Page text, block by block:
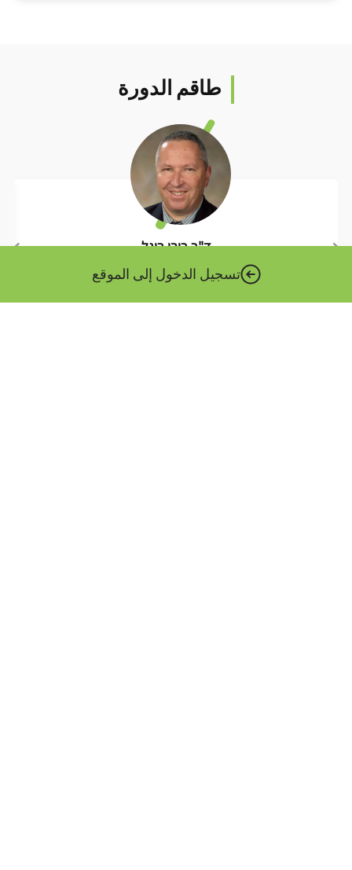
تسجيل الدخول إلى الموقع
طاقم الدورة
ד"ר רובי רוגל
מרצה
أكثر قليلا عني ››